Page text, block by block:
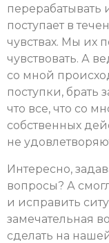
поступает в
чувствах. Мы их
чувствовать. А
со мной
поступки, брать
что все, что со
собственных
не
Интересно,
вопросы? А
и исправить
замечательная
сделать на